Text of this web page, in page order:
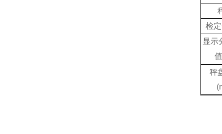
检
显示
值
秤